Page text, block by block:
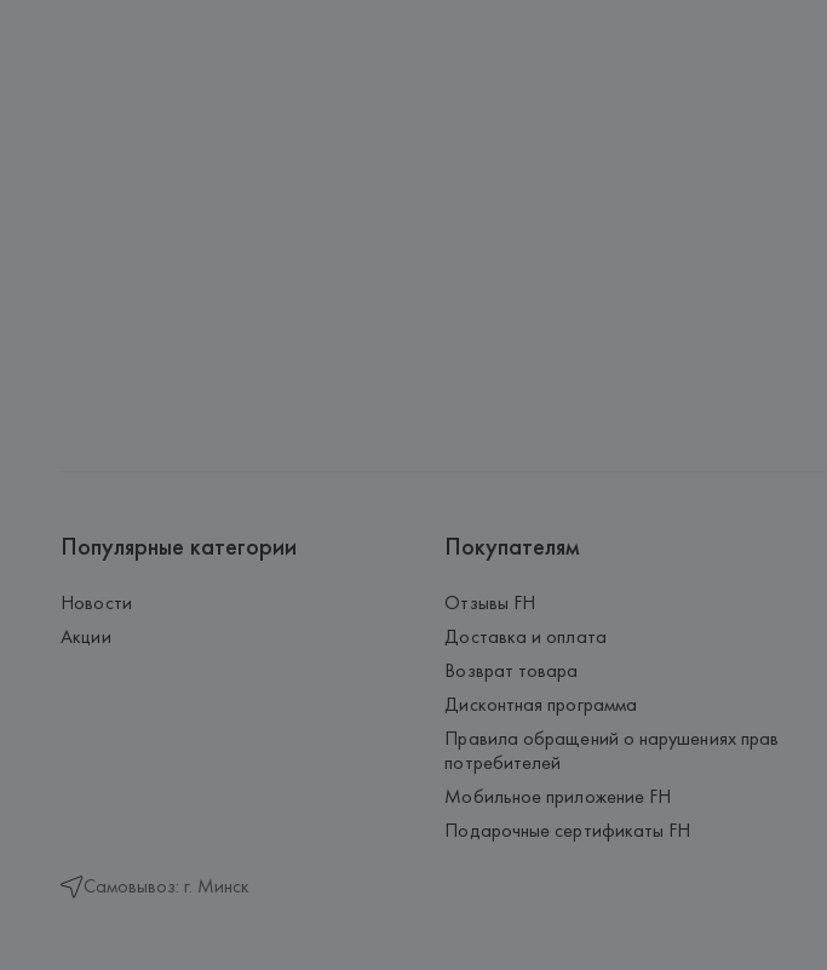
Популярные категории
Новости
Акции
Самовывоз: г. Минск
Покупателям
Отзывы FH
Доставка и оплата
Возврат товара
Дисконтная программа
Правила обращений о нарушениях прав
потребителей
Мобильное приложение FH
Подарочные сертификаты FH